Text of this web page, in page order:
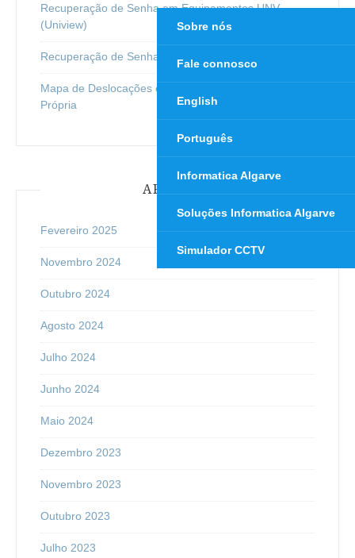
Recuperação de Senha em Equipamentos UNV
(Uniview)
Recuperação de Senha em Equipamentos Hikvision
Mapa de Deslocações e Quilómetros em Viatura
Própria
ARQUIVO
Fevereiro 2025
Novembro 2024
Outubro 2024
Agosto 2024
Julho 2024
Junho 2024
Maio 2024
Dezembro 2023
Novembro 2023
Outubro 2023
Julho 2023
Sobre nós
Fale connosco
English
Português
Informatica Algarve
Soluções Informatica Algarve
Simulador CCTV